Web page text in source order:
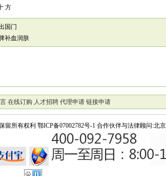
方
国门
补血润肤
在线订购 人才招聘 代理申请 链接申请
留所有权利 鄂ICP备07002782号-1合作伙伴与法律顾问:北